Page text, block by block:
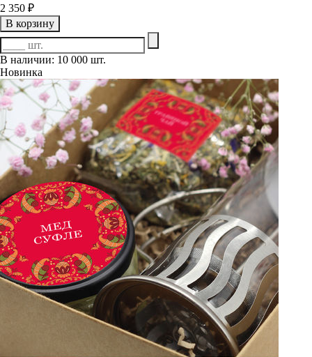
2 350 ₽
В корзину
В наличии: 10 000 шт.
Новинка